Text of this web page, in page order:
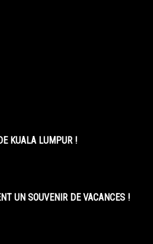
KUALA LUMPUR !
UN SOUVENIR DE VACANCES !